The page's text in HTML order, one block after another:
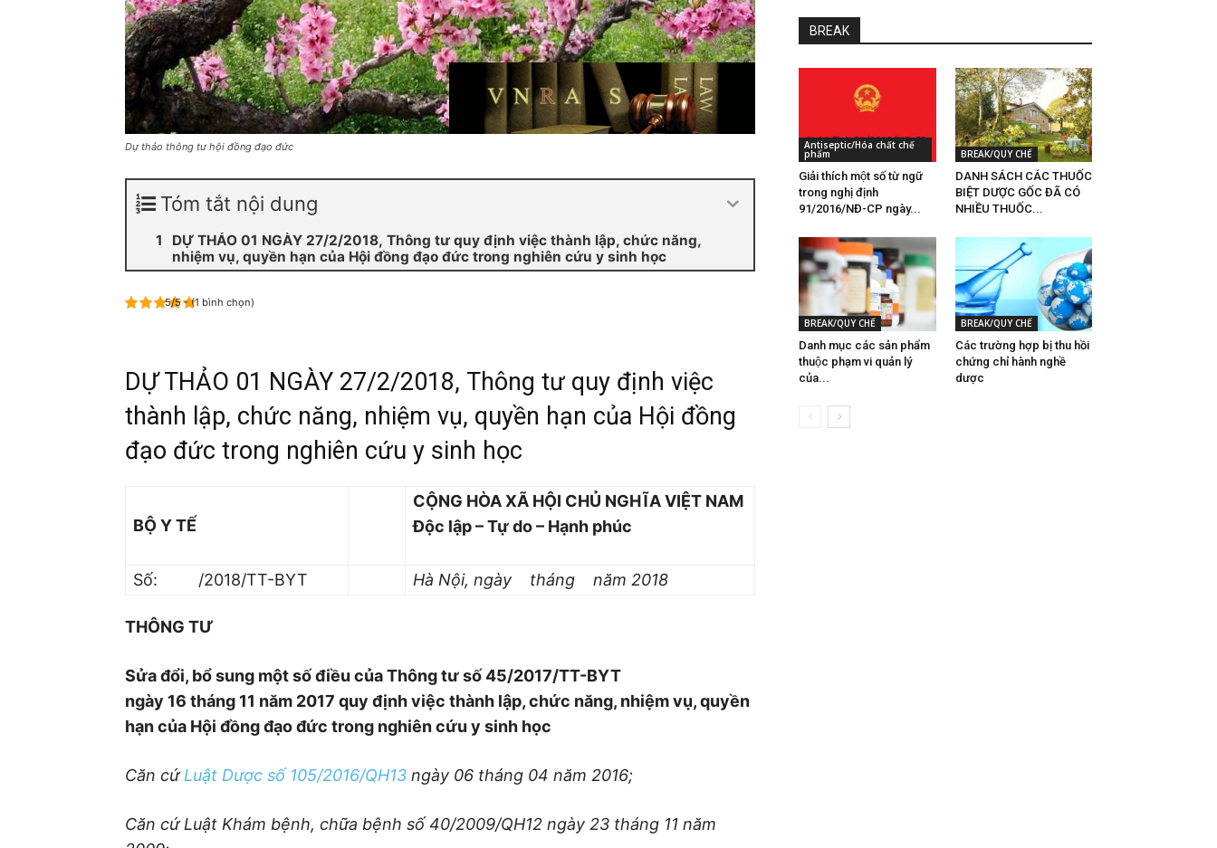
Dự thảo thông tư hội đồng đạo đức
Tóm tắt nội dung
DỰ THẢO 01 NGÀY 27/2/2018, Thông tư quy định việc thành lập, chức năng,
nhiệm vụ, quyền hạn của Hội đồng đạo đức trong nghiên cứu y sinh học
5/5 - (1 bình chọn)
DỰ THẢO 01 NGÀY 27/2/2018, Thông tư quy định việc
thành lập, chức năng, nhiệm vụ, quyền hạn của Hội đồng
đạo đức trong nghiên cứu y sinh học
BỘ Y TẾ
CỘNG HÒA XÃ HỘI CHỦ NGHĨA VIỆT NAM
Độc lập – Tự do – Hạnh phúc
Số: /2018/TT-BYT Hà Nội, ngày tháng năm 2018
THÔNG TƯ
Sửa đổi, bổ sung một số điều của Thông tư số 45/2017/TT-BYT
ngày 16 tháng 11 năm 2017 quy định việc thành lập, chức năng, nhiệm vụ, quyền
hạn của Hội đồng đạo đức trong nghiên cứu y sinh học
Căn cứLuật Dược số 105/2016/QH13 ngày 06 tháng 04 năm 2016;
Căn cứ Luật Khám bệnh, chữa bệnh số40/2009/QH12 ngày 23 tháng 11 năm
BREAK
Antiseptic/Hóa chất chế
phẩm
Giải thích một số từ ngữ
trong nghị định
91/2016/NĐ-CP ngày...
BREAK/QUY CHẾ
DANH SÁCH CÁC THUỐC
BIỆT DƯỢC GỐC ĐÃ CÓ
NHIỀU THUỐC...
BREAK/QUY CHẾ
Danh mục các sản phẩm
thuộc phạm vi quản lý
của...
BREAK/QUY CHẾ
Các trường hợp bị thu hồi
chứng chỉ hành nghề
dược